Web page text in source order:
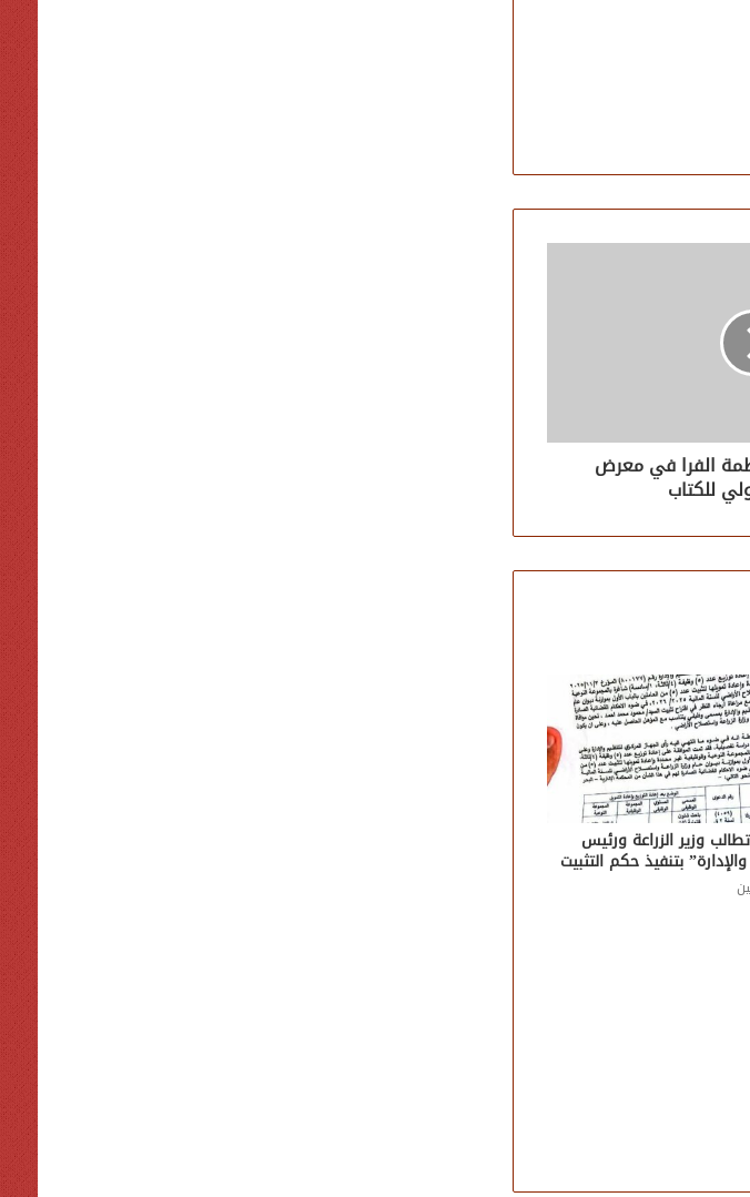
الفرا في معرض
للكتاب
وزير الزراعة ورئيس
بتنفيذ حكم التثبيت